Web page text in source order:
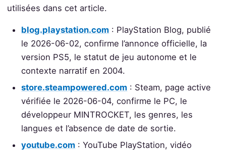
utilisées dans cet article.
blog.playstation.com : PlayStation Blog, publié
le 2026-06-02, confirme l’annonce officielle, la
version PS5, le statut de jeu autonome et le
contexte narratif en 2004.
store.steampowered.com : Steam, page active
vérifiée le 2026-06-04, confirme le PC, le
développeur MINTROCKET, les genres, les
langues et l’absence de date de sortie.
youtube.com : YouTube PlayStation, vidéo